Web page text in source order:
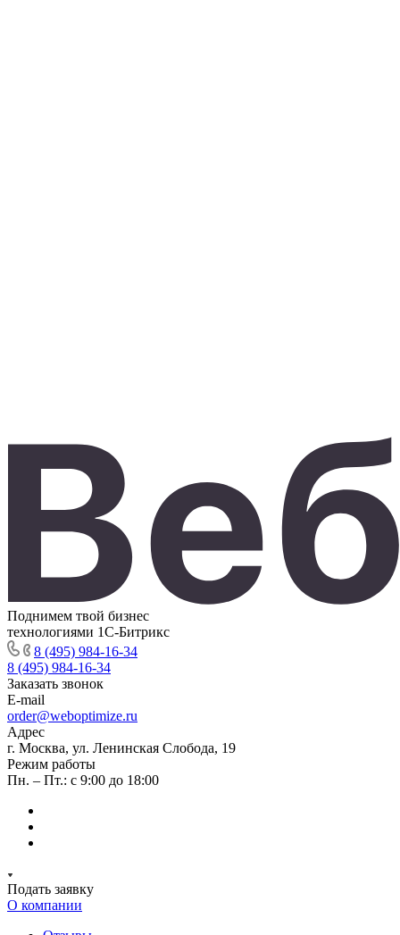
Поднимем твой бизнес
технологиями 1С-Битрикс
8 (495) 984-16-34
8 (495) 984-16-34
Заказать звонок
E-mail
order@weboptimize.ru
Адрес
г. Москва, ул. Ленинская Слобода, 19
Режим работы
Пн. – Пт.: с 9:00 до 18:00
Подать заявку
О компании